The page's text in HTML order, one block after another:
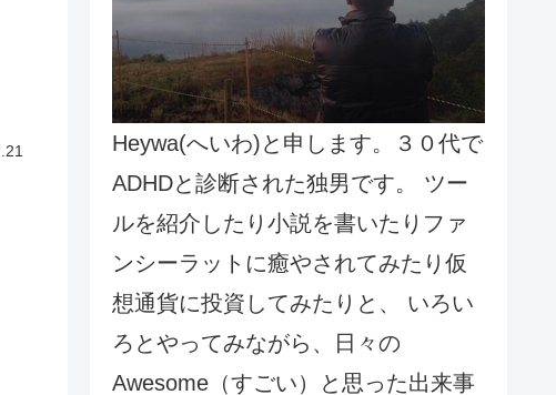
Heywa(へいわ)と申します。３０代で
ADHDと診断された独男です。 ツー
ルを紹介したり小説を書いたりファ
ンシーラットに癒やされてみたり仮
想通貨に投資してみたりと、 いろい
ろとやってみながら、日々の
Awesome（すごい）と思った出来事